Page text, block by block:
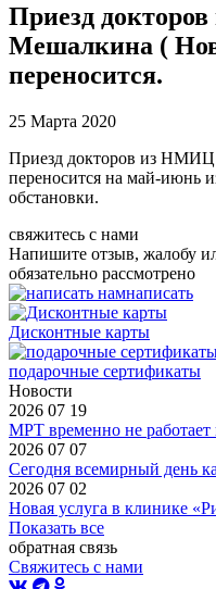
Приезд
Мешалкина (
переносится.
25 Марта 2020
Приезд докторов из
переносится на май-июнь
обстановки.
свяжитесь с нами
Напишите отзыв, жалобу
обязательно рассмотрено
написать
Дисконтные карты
подарочные сертификаты
Новости
2026 07 19
МРТ временно не
2026 07 07
Сегодня всемирный день
2026 07 02
Новая услуга в клинике
Показать все
обратная связь
Свяжитесь с нами